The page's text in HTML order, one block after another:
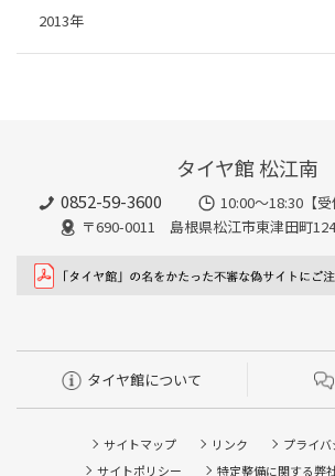
2013年
タイヤ館 松江南
0852-59-3600
10:00～18:30【受
〒690-0011 島根県松江市東津田町
タイヤ館について
サイトマップ リンク
プライ
サイトポリシー
特定整備に関する弊